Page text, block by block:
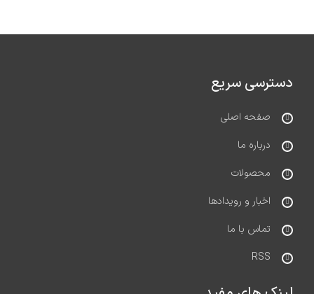
دسترسی سریع
صفحه اصلی
درباره ما
محصولات
اخبار و رویدادها
تماس با ما
RSS